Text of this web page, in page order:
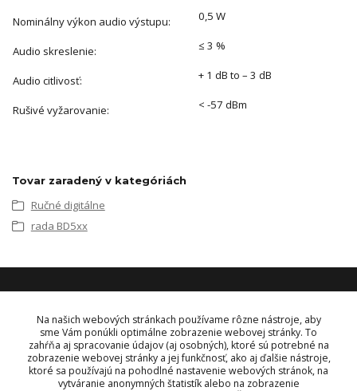
Nominálny výkon audio výstupu: 0,5 W
Audio skreslenie: ≤ 3 %
Audio citlivosť: + 1 dB to – 3 dB
Rušivé vyžarovanie: < -57 dBm
Tovar zaradený v kategóriách
Ručné digitálne
rada BD5xx
KONTAKT
OBJEDNÁVKY A INFORMÁCIE
+421 948 229 224
info@vysielacky.com
Na našich webových stránkach používame rôzne nástroje, aby
sme Vám ponúkli optimálne zobrazenie webovej stránky. To
zahŕňa aj spracovanie údajov (aj osobných), ktoré sú potrebné na
zobrazenie webovej stránky a jej funkčnosť, ako aj ďalšie nástroje,
ktoré sa používajú na pohodlné nastavenie webových stránok, na
vytváranie anonymných štatistík alebo na zobrazenie